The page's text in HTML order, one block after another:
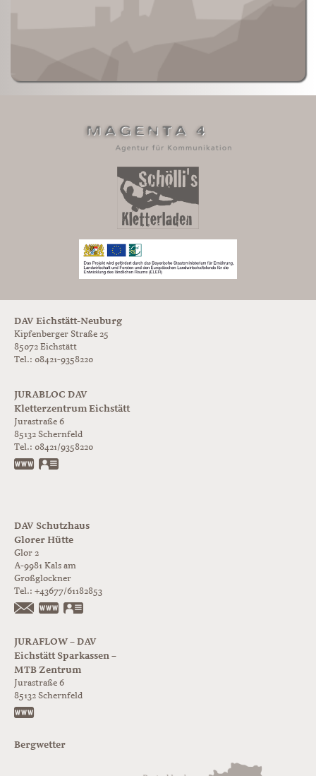
DAV Eichstätt-Neuburg
Kipfenberger Straße 25
85072 Eichstätt
Tel.: 08421-9358220
JURABLOC DAV
Kletterzentrum Eichstätt
Jurastraße 6
85132 Schernfeld
Tel.: 08421/9358220
www.jurabloc.de
DAV Schutzhaus
Glorer Hütte
Glor 2
A-9981 Kals am
Großglockner
Tel.: +43677/61182853
https://www.glorer-huette.at/
JURAFLOW – DAV
Eichstätt Sparkassen –
MTB Zentrum
Jurastraße 6
85132 Schernfeld
Bergwetter